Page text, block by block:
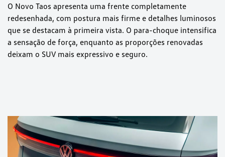
O Novo Taos apresenta uma frente completamente
redesenhada, com postura mais firme e detalhes luminosos
que se destacam à primeira vista. O para-choque intensifica
a sensação de força, enquanto as proporções renovadas
deixam o SUV mais expressivo e seguro.